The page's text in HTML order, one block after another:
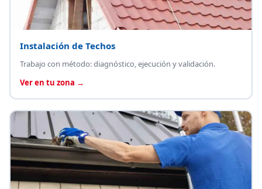
Instalación de Techos
Trabajo con método: diagnóstico, ejecución y validación.
Ver en tu zona →